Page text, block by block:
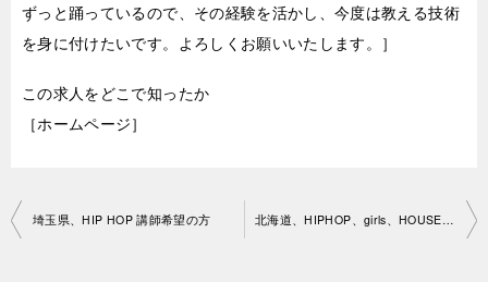
ずっと踊っているので、その経験を活かし、今度は教える技術
を身に付けたいです。よろしくお願いいたします。］
この求人をどこで知ったか
［ホームページ］
投
埼玉県、HIP HOP 講師希望の方 北海道、HIPHOP、girls、HOUSE、JAZZfunk講師 希望の方